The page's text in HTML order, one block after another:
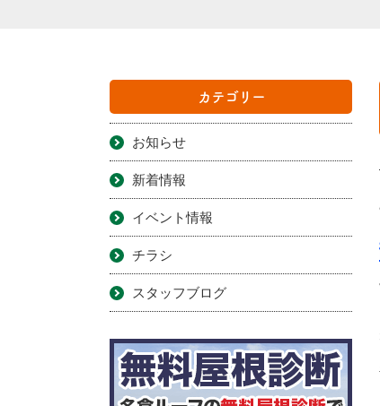
カテゴリー
お知らせ
新着情報
イベント情報
チラシ
スタッフブログ